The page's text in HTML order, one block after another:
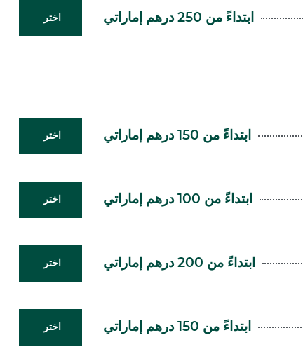
ابتداءً من 250 درهم إماراتي اختر
ابتداءً من 150 درهم إماراتي اختر
ابتداءً من 100 درهم إماراتي اختر
ابتداءً من 200 درهم إماراتي اختر
ابتداءً من 150 درهم إماراتي اختر